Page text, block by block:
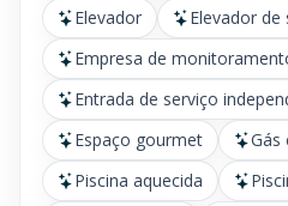
Elevador
Elevador de
Empresa de
Entrada de serviço
Espaço gourmet
Gás
Piscina aquecida